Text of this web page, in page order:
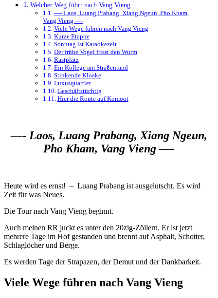
Welcher Weg führt nach Vang Vieng
—- Laos, Luang Prabang, Xiang Ngeun, Pho Kham,
Vang Vieng —-
Viele Wege führen nach Vang Vieng
Kurze Etappe
Sonntag ist Karaokezeit
Der frühe Vogel frisst den Wurm
Rastplatz
Ein Kollege am Straßenrand
Stinkende Kloake
Luxusquartier
Geschäftstüchtig
Hier die Route auf Komoot
—- Laos, Luang Prabang, Xiang Ngeun,
Pho Kham, Vang Vieng —-
Heute wird es ernst! – Luang Prabang ist ausgelutscht. Es wird
Zeit für was Neues.
Die Tour nach Vang Vieng beginnt.
Auch meinen RR juckt es unter den 20zig-Zöllern. Er ist jetzt
mehrere Tage im Hof gestanden und brennt auf Asphalt, Schotter,
Schlaglöcher und Berge.
Es werden Tage der Strapazen, der Demut und der Dankbarkeit.
Viele Wege führen nach Vang Vieng